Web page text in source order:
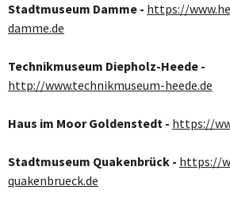
Stadtmuseum Damme - https://
damme.de
Technikmuseum Diepholz-Heede -
http://www.technikmuseum-heede.de
Haus im Moor Goldenstedt - https://
Stadtmuseum Quakenbrück - https://
quakenbrueck.de